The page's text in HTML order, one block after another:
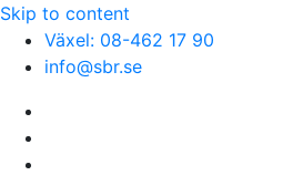
Skip to content
Växel: 08-462 17 90
info@sbr.se